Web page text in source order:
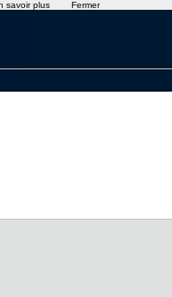
savoir plus Fermer